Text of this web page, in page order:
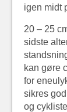
igen midt
20 – 25
sidste
kan gøre
for
sikres
og